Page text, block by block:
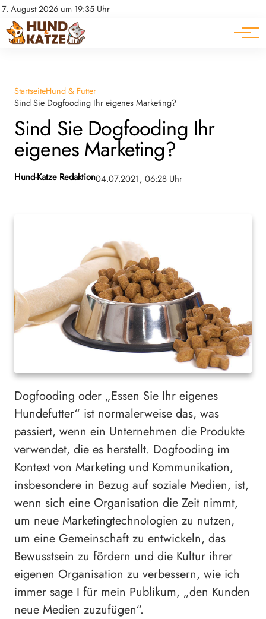
7. August 2026 um 19:35 Uhr
Datenschutz
Impressum
Pferde
Ratgeber
StartseiteHund & Futter
Sind Sie Dogfooding Ihr eigenes Marketing?
Sind Sie Dogfooding Ihr
eigenes Marketing?
Hund-Katze Redaktion04.07.2021, 06:28 Uhr
Dogfooding oder „Essen Sie Ihr eigenes
Hundefutter“ ist normalerweise das, was
passiert, wenn ein Unternehmen die Produkte
verwendet, die es herstellt. Dogfooding im
Kontext von Marketing und Kommunikation,
insbesondere in Bezug auf soziale Medien, ist,
wenn sich eine Organisation die Zeit nimmt,
um neue Marketingtechnologien zu nutzen,
um eine Gemeinschaft zu entwickeln, das
Bewusstsein zu fördern und die Kultur ihrer
eigenen Organisation zu verbessern, wie ich
immer sage I für mein Publikum, „den Kunden
neue Medien zuzufügen“.